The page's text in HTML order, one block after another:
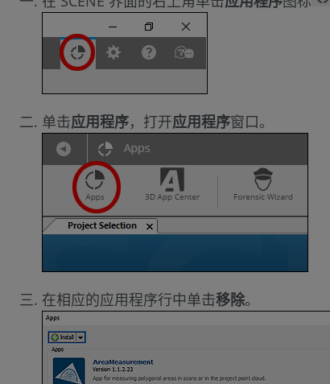
单击应用程序，打开应用程序窗口。
在相应的应用程序行中单击移除。